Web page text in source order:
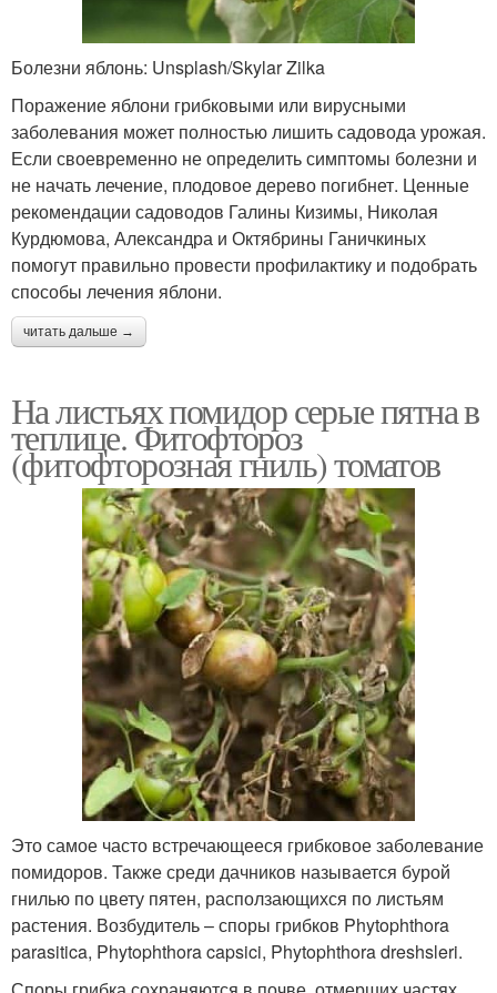
Болезни яблонь: Unsplash/Skylar Zilka
Поражение яблони грибковыми или вирусными
заболевания может полностью лишить садовода урожая.
Если своевременно не определить симптомы болезни и
не начать лечение, плодовое дерево погибнет. Ценные
рекомендации садоводов Галины Кизимы, Николая
Курдюмова, Александра и Октябрины Ганичкиных
помогут правильно провести профилактику и подобрать
способы лечения яблони.
читать дальше →
На листьях помидор серые пятна в
теплице. Фитофтороз
(фитофторозная гниль) томатов
Это самое часто встречающееся грибковое заболевание
помидоров. Также среди дачников называется бурой
гнилью по цвету пятен, расползающихся по листьям
растения. Возбудитель – споры грибков Phytophthora
parasitica, Phytophthora capsici, Phytophthora dreshsleri.